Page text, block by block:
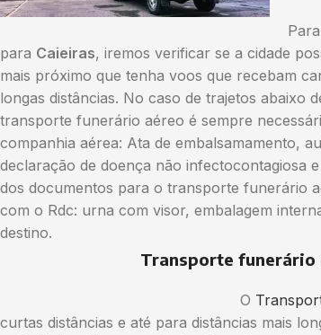
para Caieiras, iremos verificar se a cidade
mais próximo que tenha voos que recebam
longas distâncias. No caso de trajetos
transporte funerário aéreo é sempre
companhia aérea: Ata de embalsamamento,
declaração de doença não infectocontagiosa
dos documentos para o transporte funerário
com o Rdc: urna com visor, embalagem
destino.
Transporte funerário
O
curtas distâncias e até para distâncias mais